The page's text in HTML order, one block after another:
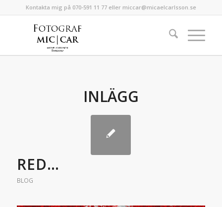
Kontakta mig på 070-591 11 77 eller miccar@micaelcarlsson.se
INLÄGG
RED…
BLOG